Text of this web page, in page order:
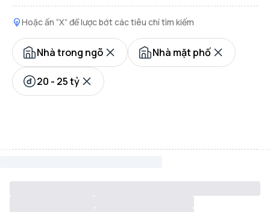
Hoặc ấn “X” để lược bớt các tiêu chí tìm kiếm
Nhà trong ngõ Nhà mặt phố
20 - 25 tỷ